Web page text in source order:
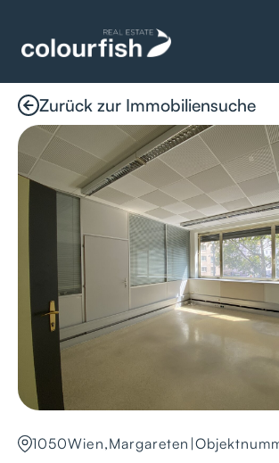
Zurück zur Immobiliensuche
1050Wien,Margareten |
Details anfragen